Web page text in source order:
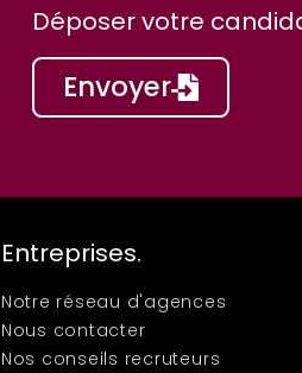
Déposer votre
Envoyer
Entreprises.
Notre réseau d'agences
Nous contacter
Nos conseils recruteurs